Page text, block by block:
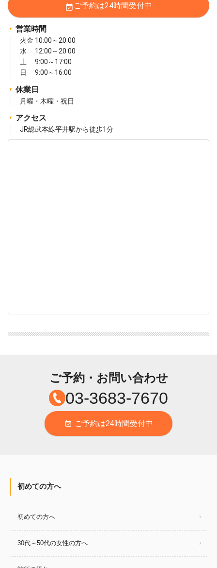
event_available ご予約は24時間受付中
営業時間
火金 10:00～20:00
水 12:00～20:00
土 9:00～17:00
日 9:00～16:00
休業日
月曜・木曜・祝日
アクセス
JR総武本線平井駅から徒歩1分
ご予約・お問い合わせ
03-3683-7670
event_available ご予約は24時間受付中
初めての方へ
初めての方へ
30代～50代の女性の方へ